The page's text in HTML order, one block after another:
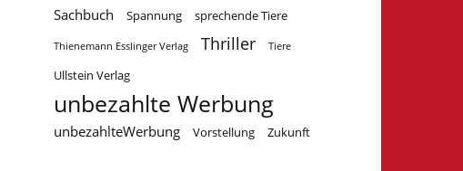
Sachbuch Spannung sprechende Tiere
Thienemann Esslinger Verlag Thriller Tiere
Ullstein Verlag
unbezahlte Werbung
unbezahlteWerbung Vorstellung Zukunft